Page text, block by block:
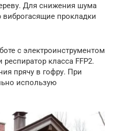
Для снижения шума
прокладки
с электроинструментом
класса FFP2.
прячу в гофру. При
использую